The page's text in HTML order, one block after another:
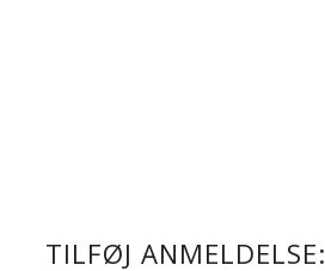
TILFØJ ANMELDELSE: